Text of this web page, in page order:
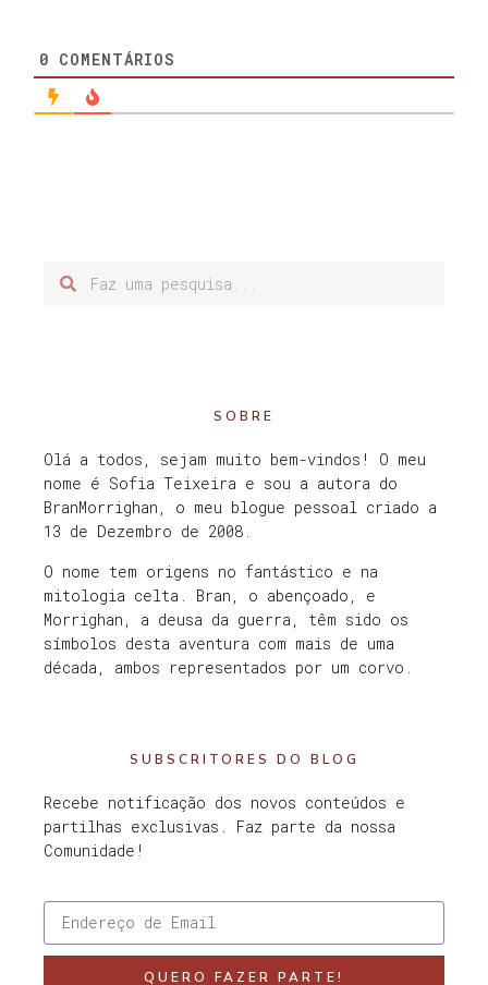
0 COMENTÁRIOS
SOBRE
Olá a todos, sejam muito bem-vindos! O meu
nome é Sofia Teixeira e sou a autora do
BranMorrighan, o meu blogue pessoal criado a
13 de Dezembro de 2008.
O nome tem origens no fantástico e na
mitologia celta. Bran, o abençoado, e
Morrighan, a deusa da guerra, têm sido os
símbolos desta aventura com mais de uma
década, ambos representados por um corvo.
SUBSCRITORES DO BLOG
Recebe notificação dos novos conteúdos e
partilhas exclusivas. Faz parte da nossa
Comunidade!
QUERO FAZER PARTE!